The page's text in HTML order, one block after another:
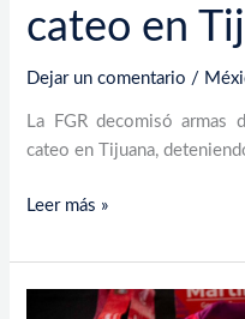
cateo en
Dejar un comentario /
La FGR decomisó
cateo en Tijuana,
Leer más »